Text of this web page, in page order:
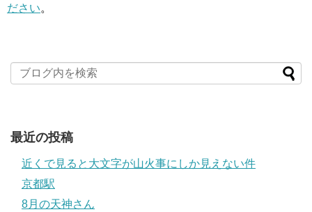
ださい。
最近の投稿
近くで見ると大文字が山火事にしか見えない件
京都駅
8月の天神さん